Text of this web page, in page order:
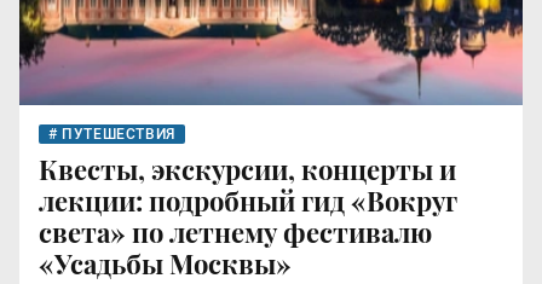
ПУТЕШЕСТВИЯ
Квесты, экскурсии, концерты и
лекции: подробный гид «Вокруг
света» по летнему фестивалю
«Усадьбы Москвы»